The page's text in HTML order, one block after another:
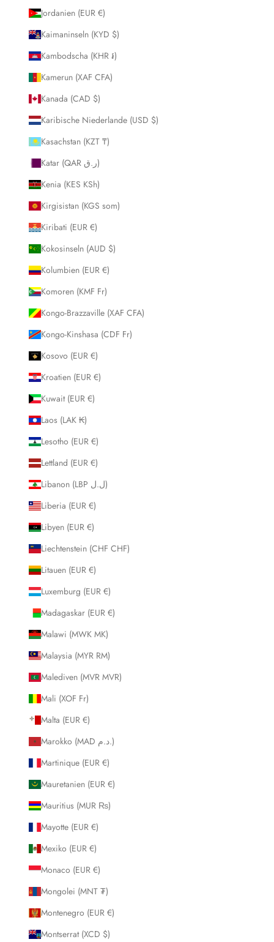
Jordanien (EUR €)
Kaimaninseln (KYD $)
Kambodscha (KHR ៛)
Kamerun (XAF CFA)
Kanada (CAD $)
Karibische Niederlande (USD $)
Kasachstan (KZT ₸)
Katar (QAR ر.ق)
Kenia (KES KSh)
Kirgisistan (KGS som)
Kiribati (EUR €)
Kokosinseln (AUD $)
Kolumbien (EUR €)
Komoren (KMF Fr)
Kongo-Brazzaville (XAF CFA)
Kongo-Kinshasa (CDF Fr)
Kosovo (EUR €)
Kroatien (EUR €)
Kuwait (EUR €)
Laos (LAK ₭)
Lesotho (EUR €)
Lettland (EUR €)
Libanon (LBP ل.ل)
Liberia (EUR €)
Libyen (EUR €)
Liechtenstein (CHF CHF)
Litauen (EUR €)
Luxemburg (EUR €)
Madagaskar (EUR €)
Malawi (MWK MK)
Malaysia (MYR RM)
Malediven (MVR MVR)
Mali (XOF Fr)
Malta (EUR €)
Marokko (MAD د.م.)
Martinique (EUR €)
Mauretanien (EUR €)
Mauritius (MUR ₨)
Mayotte (EUR €)
Mexiko (EUR €)
Monaco (EUR €)
Mongolei (MNT ₮)
Montenegro (EUR €)
Montserrat (XCD $)